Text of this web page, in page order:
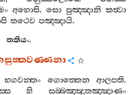
අහොසි. සො පුඤ‍්ඤානි කත්‍වා
තථෙව පඤ‍්ඤායි.
තතියං.
භගවන‍්තං ගොත‍්තෙන ආලපති.
හි
සබ‍්බඤ‍්ඤුතඤ‍්ඤාණං